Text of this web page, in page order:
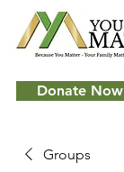
Donate Now
Groups